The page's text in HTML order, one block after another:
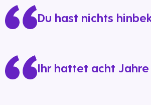
Du hast nichts
Ihr hattet acht Jahre